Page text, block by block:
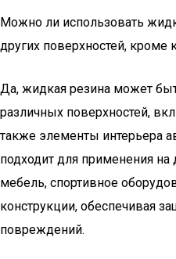
Можно ли использовать
других поверхностей, кроме
Да, жидкая резина может
различных поверхностей,
также элементы интерьера
подходит для применения на
мебель, спортивное
конструкции, обеспечивая
повреждений.